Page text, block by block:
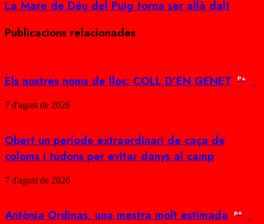
La Mare de Déu del Puig torna ser allà dalt
Publicacions relacionades
Els nostres noms de lloc: COLL D’EN GENET P+
7 d'agost de 2026
Obert un període extraordinari de caça de
coloms i tudons per evitar danys al camp
7 d'agost de 2026
Antònia Ordinas, una mestra molt estimada p+